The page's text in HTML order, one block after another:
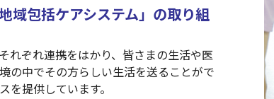
域包括ケアシステム」の取り組
れぞれ連携をはかり、皆さまの生活や医
の中でその方らしい生活を送ることがで
を提供しています。